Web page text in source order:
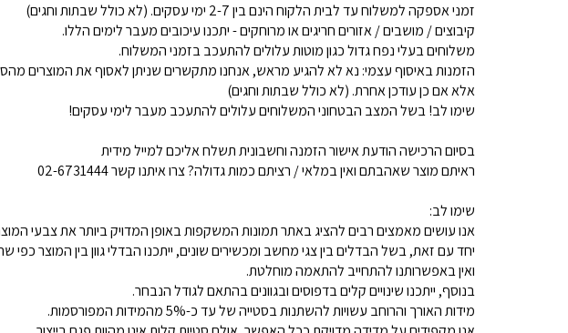
זמני אספקה למשלוח עד לבית הלקוח הינם בין 2-7 ימי עסקים. (לא כולל שבתות וחגים)
קיבוצים / מושבים / אזורים חריגים או מרוחקים - יתכנו עיכובים מעבר לימים הללו.
משלוחים בעלי נפח גדול כגון מוטות עלולים להתעכב בזמני המשלוח.
הזמנות באיסוף עצמי: נא לא להגיע מראש, אנחנו מתקשרים שניתן לאסוף את המוצרים
אלא אם כן עודכן אחרת. (לא כולל שבתות וחגים)
שימו לב! בשל המצב הבטחוני המשלוחים עלולים להתעכב מעבר לימי עסקים!
בסיום הרכישה הודעת אישור הזמנה וחשבונית תשלח אליכם למייל מידית
ראיתם מוצר שאהבתם ואין במלאי / רציתם כמות גדולה? צרו איתנו קשר 02-6731444
שימו לב:
אנו עושים מאמצים רבים להציג באתר תמונות המשקפות באופן המדויק ביותר את צבעי
יחד עם זאת, בשל הבדלים בין צגי מחשב ומכשירים שונים, ייתכנו הבדלי גוון בין המוצר
ואין באפשרותנו להתחייב להתאמה מוחלטת.
בנוסף, ייתכנו שינויים קלים בדפוסים ובגוונים בהתאם לגודל הנבחר.
מידות האורך והרוחב עשויות להשתנות בסטייה של עד כ-5% מהמידות המפורסמות.